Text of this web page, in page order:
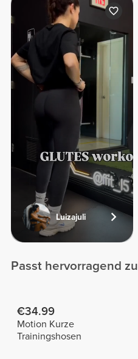
Luizajuli
Passt hervorragend zu
€34.99
Motion Kurze
Trainingshosen